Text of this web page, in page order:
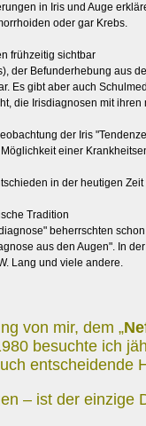
in Iris und Auge
oder gar Krebs.
frühzeitig sichtbar
der Befunderhebung aus
Es gibt aber auch
die Irisdiagnosen mit
der Iris
einer
in der heutigen
Tradition
beherrschten
aus den Augen". In
Lang und viele andere.
von mir, dem „
besuchte ich
entscheidende
– ist der einzige